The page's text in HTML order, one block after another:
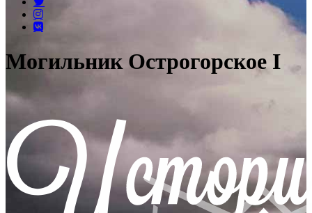
Могильник Острогорское I